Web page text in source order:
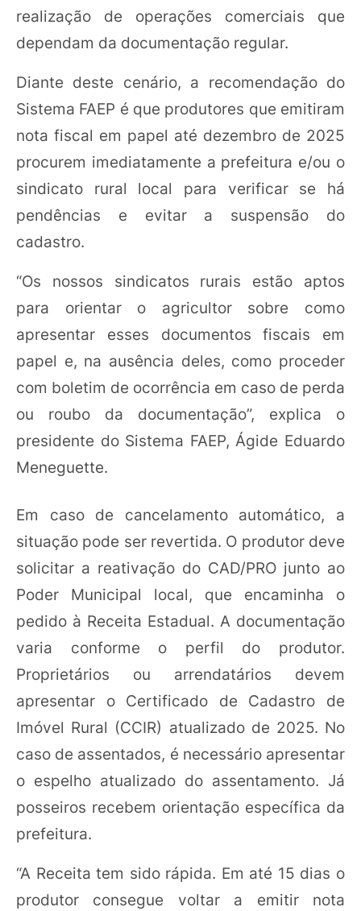
realização de operações comerciais que
dependam da documentação regular.
Diante deste cenário, a recomendação do
Sistema FAEP é que produtores que emitiram
nota fiscal em papel até dezembro de 2025
procurem imediatamente a prefeitura e/ou o
sindicato rural local para verificar se há
pendências e evitar a suspensão do
cadastro.
“Os nossos sindicatos rurais estão aptos
para orientar o agricultor sobre como
apresentar esses documentos fiscais em
papel e, na ausência deles, como proceder
com boletim de ocorrência em caso de perda
ou roubo da documentação”, explica o
presidente do Sistema FAEP, Ágide Eduardo
Meneguette.
Em caso de cancelamento automático, a
situação pode ser revertida. O produtor deve
solicitar a reativação do CAD/PRO junto ao
Poder Municipal local, que encaminha o
pedido à Receita Estadual. A documentação
varia conforme o perfil do produtor.
Proprietários ou arrendatários devem
apresentar o Certificado de Cadastro de
Imóvel Rural (CCIR) atualizado de 2025. No
caso de assentados, é necessário apresentar
o espelho atualizado do assentamento. Já
posseiros recebem orientação específica da
prefeitura.
“A Receita tem sido rápida. Em até 15 dias o
produtor consegue voltar a emitir nota